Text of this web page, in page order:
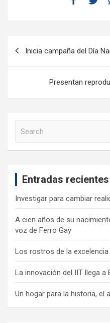
Inicia campaña del Día
Presentan
Entradas recientes
Investigar para cambiar
A cien años de su
voz de Ferro Gay
Los rostros de la
La innovación del IIT llega a
Un hogar para la historia, el